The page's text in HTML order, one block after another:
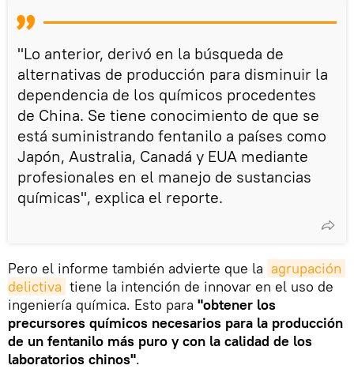
"Lo anterior, derivó en la búsqueda de
alternativas de producción para disminuir la
dependencia de los químicos procedentes
de China. Se tiene conocimiento de que se
está suministrando fentanilo a países como
Japón, Australia, Canadá y EUA mediante
profesionales en el manejo de sustancias
químicas", explica el reporte.
Pero el informe también advierte que la agrupación
delictiva tiene la intención de innovar en el uso de
ingeniería química. Esto para "obtener los
precursores químicos necesarios para la producción
de un fentanilo más puro y con la calidad de los
laboratorios chinos".